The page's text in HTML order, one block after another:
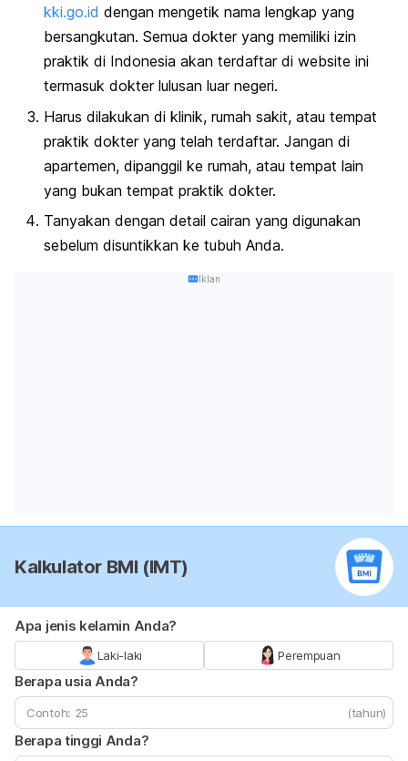
kki.go.id dengan mengetik nama lengkap yang
bersangkutan. Semua dokter yang memiliki izin
praktik di Indonesia akan terdaftar di website ini
termasuk dokter lulusan luar negeri.
Harus dilakukan di klinik, rumah sakit, atau tempat
praktik dokter yang telah terdaftar. Jangan di
apartemen, dipanggil ke rumah, atau tempat lain
yang bukan tempat praktik dokter.
Tanyakan dengan detail cairan yang digunakan
sebelum disuntikkan ke tubuh Anda.
Iklan
Kalkulator BMI (IMT)
Apa jenis kelamin Anda?
Laki-laki Perempuan
Berapa usia Anda?
(tahun)
Berapa tinggi Anda?